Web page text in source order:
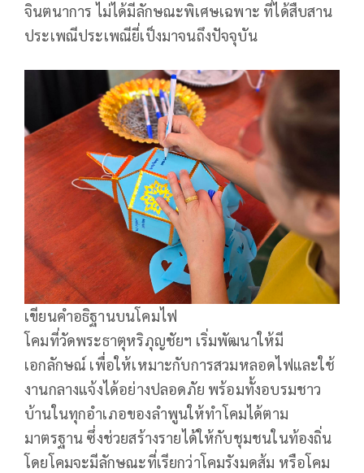
จินตนาการ ไม่ได้มีลักษณะพิเศษเฉพาะ ที่ได้สืบสาน
ประเพณีประเพณียี่เป็งมาจนถึงปัจจุบัน
เขียนคำอธิฐานบนโคมไฟ
โคมที่วัดพระธาตุหริภุญชัยฯ เริ่มพัฒนาให้มี
เอกลักษณ์ เพื่อให้เหมาะกับการสวมหลอดไฟและใช้
งานกลางแจ้งได้อย่างปลอดภัย พร้อมทั้งอบรมชาว
บ้านในทุกอำเภอของลำพูนให้ทำโคมได้ตาม
มาตรฐาน ซึ่งช่วยสร้างรายได้ให้กับชุมชนในท้องถิ่น
โดยโคมจะมีลักษณะที่เรียกว่าโคมรังมดส้ม หรือโคม